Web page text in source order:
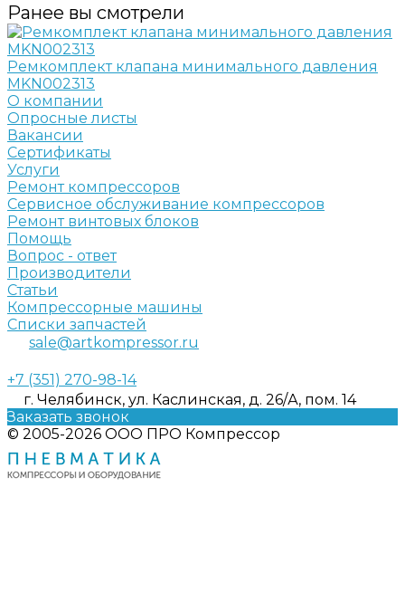
Ранее вы смотрели
Ремкомплект клапана минимального давления
MKN002313
О компании
Опросные листы
Вакансии
Сертификаты
Услуги
Ремонт компрессоров
Сервисное обслуживание компрессоров
Ремонт винтовых блоков
Помощь
Вопрос - ответ
Производители
Статьи
Компрессорные машины
Списки запчастей
sale@artkompressor.ru
+7 (351) 270-98-14
г. Челябинск, ул. Каслинская, д. 26/А, пом. 14
Заказать звонок
© 2005-2026 ООО ПРО Компрессор